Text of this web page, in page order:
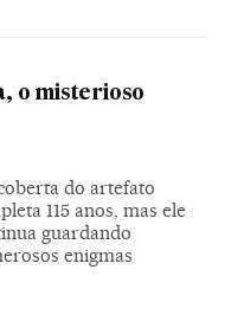
o misterioso
do artefato
115 anos, mas ele
guardando
enigmas